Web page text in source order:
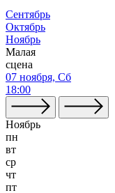
Сентябрь
Октябрь
Ноябрь
Малая
сцена
07 ноября, Сб
18:00
Ноябрь
пн
вт
ср
чт
пт